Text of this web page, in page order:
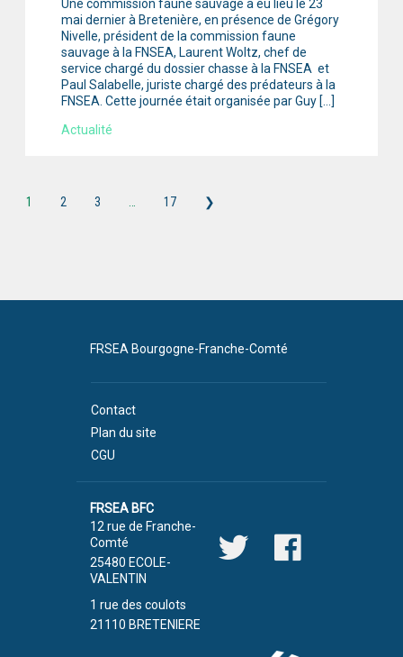
Une commission faune sauvage a eu lieu le 23
mai dernier à Bretenière, en présence de Grégory
Nivelle, président de la commission faune
sauvage à la FNSEA, Laurent Woltz, chef de
service chargé du dossier chasse à la FNSEA et
Paul Salabelle, juriste chargé des prédateurs à la
FNSEA. Cette journée était organisée par Guy […]
Actualité
1 2 3 17 ❯
FRSEA Bourgogne-Franche-Comté
Contact
Plan du site
CGU
FRSEA BFC
12 rue de Franche-
Comté
25480 ECOLE-
VALENTIN
1 rue des coulots
21110 BRETENIERE